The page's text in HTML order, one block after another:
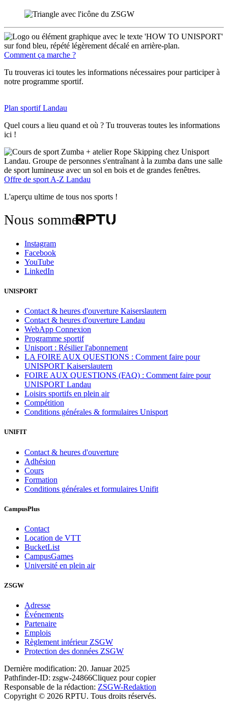
Comment ça marche ?
Tu trouveras ici toutes les informations nécessaires pour participer à
notre programme sportif.
Plan sportif Landau
Quel cours a lieu quand et où ? Tu trouveras toutes les informations
ici !
Offre de sport A-Z Landau
L'aperçu ultime de tous nos sports !
Nous sommes
Instagram
Facebook
YouTube
LinkedIn
UNISPORT
Contact & heures d'ouverture Kaiserslautern
Contact & heures d'ouverture Landau
WebApp Connexion
Programme sportif
Unisport : Résilier l'abonnement
LA FOIRE AUX QUESTIONS : Comment faire pour
UNISPORT Kaiserslautern
FOIRE AUX QUESTIONS (FAQ) : Comment faire pour
UNISPORT Landau
Loisirs sportifs en plein air
Compétition
Conditions générales & formulaires Unisport
UNIFIT
Contact & heures d'ouverture
Adhésion
Cours
Formation
Conditions générales et formulaires Unifit
CampusPlus
Contact
Location de VTT
BucketList
CampusGames
Université en plein air
ZSGW
Adresse
Événements
Partenaire
Emplois
Règlement intérieur ZSGW
Protection des données ZSGW
Dernière modification: 20. Januar 2025
Pathfinder-ID: zsgw-24866Cliquez pour copier
Responsable de la rédaction: ZSGW-Redaktion
Copyright © 2026 RPTU. Tous droits réservés.